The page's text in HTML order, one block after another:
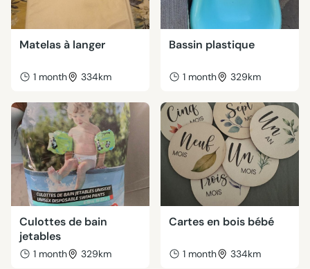
Matelas à langer
1 month 334km
Bassin plastique
1 month 329km
Culottes de bain
jetables
1 month 329km
Cartes en bois bébé
1 month 334km